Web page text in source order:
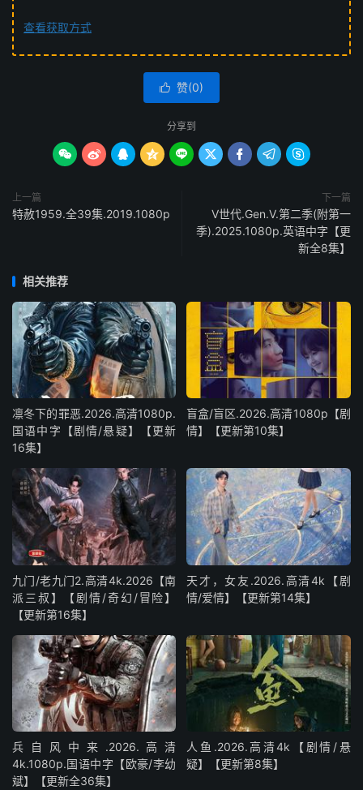
查看获取方式
 赞(0)
分享到
        
上一篇
特赦1959.全39集.2019.1080p
下一篇
V世代.Gen.V.第二季(附第一
季).2025.1080p.英语中字【更
新全8集】
相关推荐
凛冬下的罪恶.2026.高清1080p.
国语中字【剧情/悬疑】【更新
16集】
盲盒/盲区.2026.高清1080p【剧
情】【更新第10集】
九门/老九门2.高清4k.2026【南
派三叔】【剧情/奇幻/冒险】
【更新第16集】
天才，女友.2026.高清4k【剧
情/爱情】【更新第14集】
兵自风中来‎.2026.高清
4k.1080p.国语中字【欧豪/李幼
斌】【更新全36集】
人鱼.2026.高清4k【剧情/悬
疑】【更新第8集】